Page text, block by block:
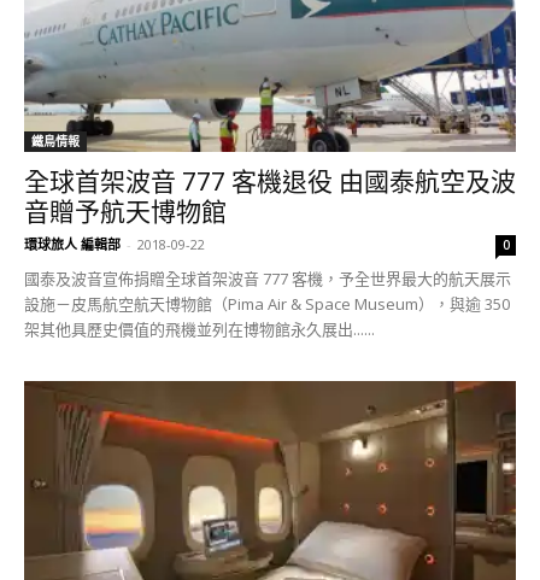
鐵鳥情報
全球首架波音 777 客機退役 由國泰航空及波
音贈予航天博物館
環球旅人 編輯部 - 2018-09-22 0
國泰及波音宣佈捐贈全球首架波音 777 客機，予全世界最大的航天展示
設施－皮馬航空航天博物館（Pima Air & Space Museum），與逾 350
架其他具歷史價值的飛機並列在博物館永久展出......